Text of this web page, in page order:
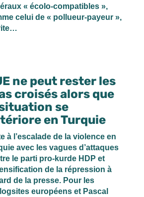
« écolo-compatibles »,
celui de « pollueur-payeur »,
ne peut rester les
croisés alors que
se
en Turquie
à l’escalade de la violence en
avec les vagues d’attaques
le parti pro-kurde HDP et
de la répression à
de la presse. Pour les
européens et Pascal